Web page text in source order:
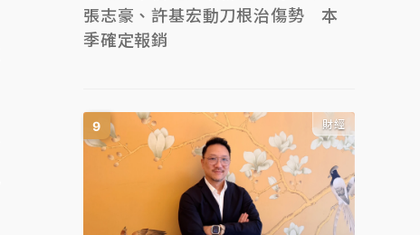
張志豪、許基宏動刀根治傷勢 本
季確定報銷
財經